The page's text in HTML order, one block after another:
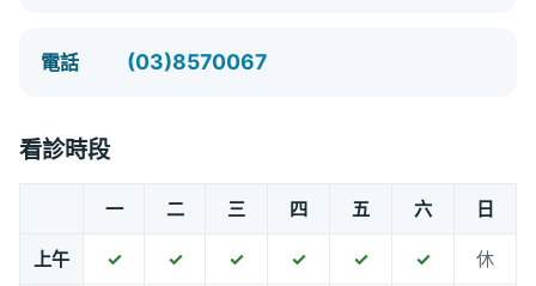
電話 (03)8570067
看診時段
一 二 三 四 五 六 日
上午 ✓ ✓ ✓ ✓ ✓ ✓ 休